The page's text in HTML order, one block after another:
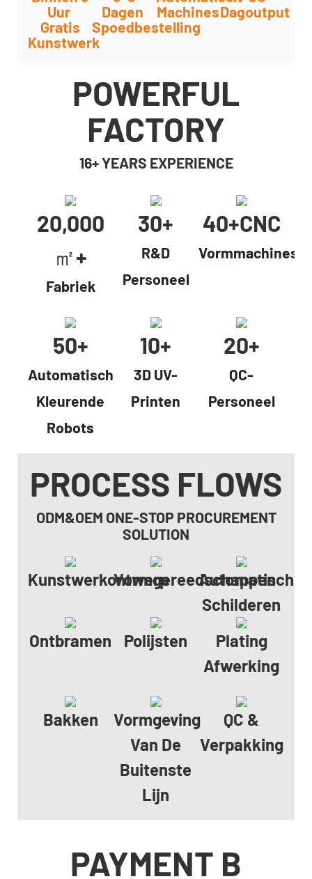
Uur
Gratis
Kunstwerk
Dagen
Spoedbestelling
MachinesDagoutput
POWERFUL
FACTORY
16+ YEARS EXPERIENCE
20,000
㎡+
Fabriek
30+
R&D
Personeel
40+cNC
Vormmachines
50+
Automatisch
Kleurende
Robots
10+
3D UV-
Printen
20+
QC-
Personeel
PROCESS FLOWS
ODM&OEM ONE-STOP PROCUREMENT
SOLUTION
KunstwerkontwerpVormgereedschappen
Automatisch
Schilderen
Ontbramen
Polijsten
Plating
Afwerking
Bakken
Vormgeving
Van De
Buitenste
Lijn
QC &
Verpakking
PAYMENT B